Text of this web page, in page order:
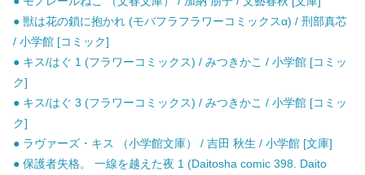
● 獣は花の鎖に抱かれ (モバフラフラワーコミックスα) / 刑部真芯
/ 小学館 [コミック]
● キス/はぐ 1 (フラワーコミックス) / みつきかこ / 小学館 [コミッ
ク]
● キス/はぐ 3 (フラワーコミックス) / みつきかこ / 小学館 [コミッ
ク]
● ラヴァーズ・キス （小学館文庫） / 吉田 秋生 / 小学館 [文庫]
● 保護者失格。 一線を越えた夜 1 (Daitosha comic 398. Daito